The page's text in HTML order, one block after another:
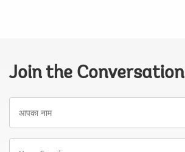
Join the Conversation
नाम